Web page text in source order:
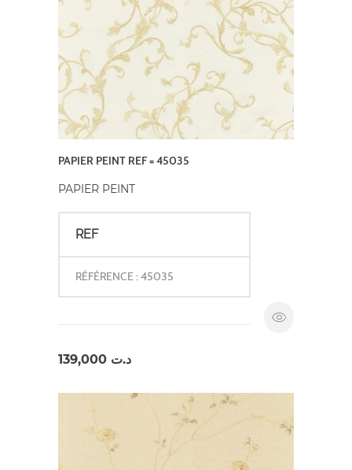
PAPIER PEINT REF = 45035
PAPIER PEINT
REF
RÉFÉRENCE : 45035
د.ت